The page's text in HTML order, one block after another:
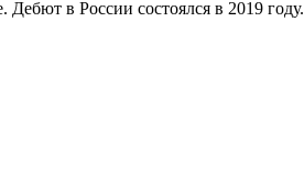
в России состоялся в 2019 году.